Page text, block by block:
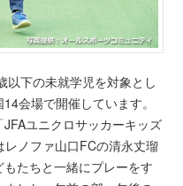
以下の未就学児を対象とし
会場で開催しています。
ユニクロサッカーキッズ
ノファ山口FCの清永丈瑠
たちと一緒にプレーをす